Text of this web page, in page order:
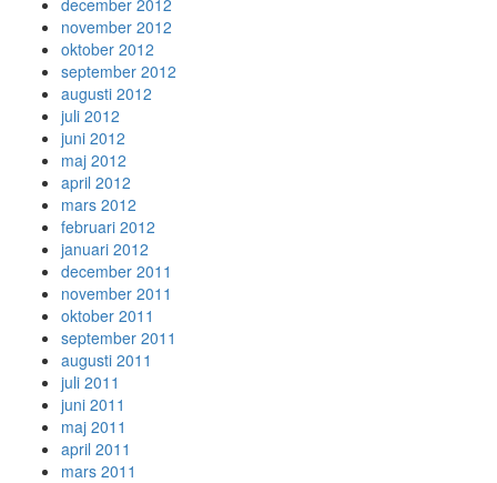
december 2012
november 2012
oktober 2012
september 2012
augusti 2012
juli 2012
juni 2012
maj 2012
april 2012
mars 2012
februari 2012
januari 2012
december 2011
november 2011
oktober 2011
september 2011
augusti 2011
juli 2011
juni 2011
maj 2011
april 2011
mars 2011